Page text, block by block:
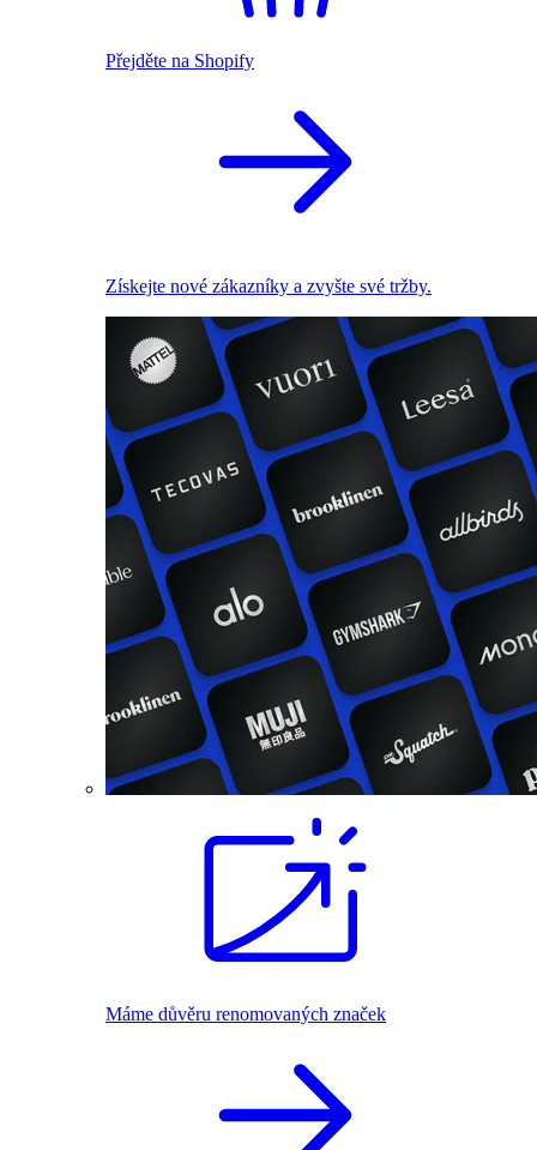
Přejděte na Shopify
Získejte nové zákazníky a zvyšte své tržby.
Máme důvěru renomovaných značek